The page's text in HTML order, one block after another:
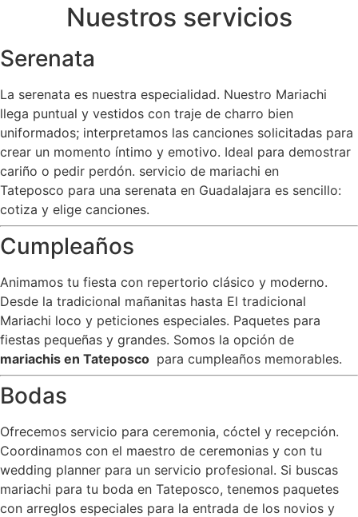
Nuestros servicios
Serenata
La serenata es nuestra especialidad. Nuestro Mariachi
llega puntual y vestidos con traje de charro bien
uniformados; interpretamos las canciones solicitadas para
crear un momento íntimo y emotivo. Ideal para demostrar
cariño o pedir perdón. servicio de mariachi en
Tateposco para una serenata en Guadalajara es sencillo:
cotiza y elige canciones.
Cumpleaños
Animamos tu fiesta con repertorio clásico y moderno.
Desde la tradicional mañanitas hasta El tradicional
Mariachi loco y peticiones especiales. Paquetes para
fiestas pequeñas y grandes. Somos la opción de
mariachis en Tateposco para cumpleaños memorables.
Bodas
Ofrecemos servicio para ceremonia, cóctel y recepción.
Coordinamos con el maestro de ceremonias y con tu
wedding planner para un servicio profesional. Si buscas
mariachi para tu boda en Tateposco, tenemos paquetes
con arreglos especiales para la entrada de los novios y